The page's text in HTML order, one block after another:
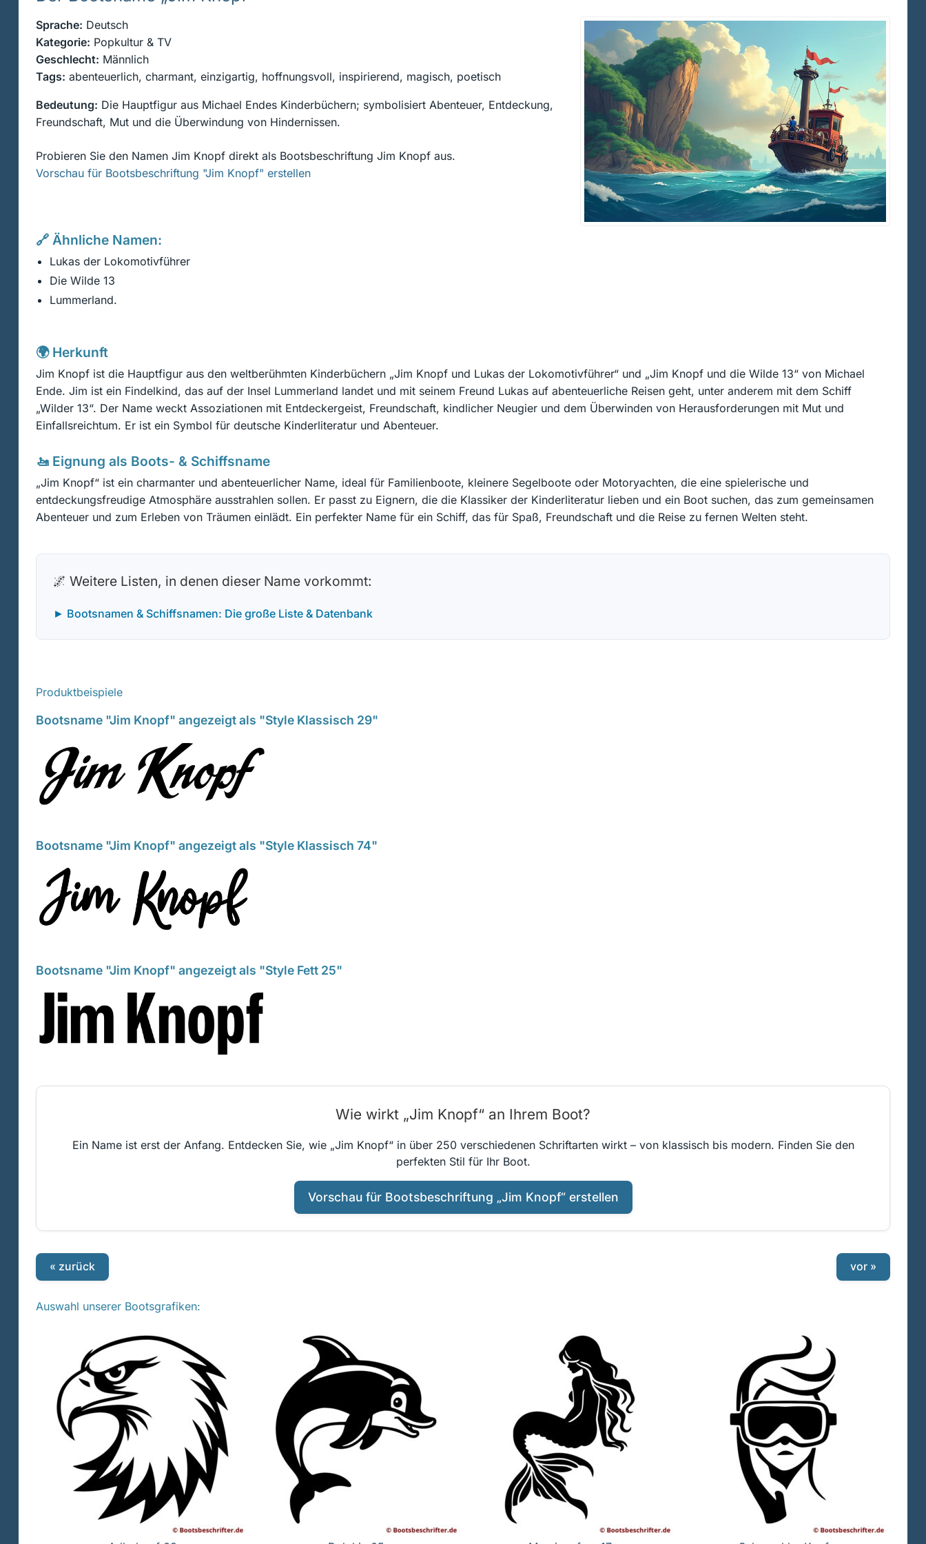
Sprache: Deutsch
Kategorie: Popkultur & TV
Geschlecht: Männlich
Tags: abenteuerlich, charmant, einzigartig, hoffnungsvoll, inspirierend, magisch, poetisch
Bedeutung: Die Hauptfigur aus Michael Endes Kinderbüchern; symbolisiert Abenteuer, Entdeckung,
Freundschaft, Mut und die Überwindung von Hindernissen.
Probieren Sie den Namen Jim Knopf direkt als Bootsbeschriftung Jim Knopf aus.
Vorschau für Bootsbeschriftung "Jim Knopf" erstellen
🔗 Ähnliche Namen:
Lukas der Lokomotivführer
Die Wilde 13
Lummerland.
🌍 Herkunft
Jim Knopf ist die Hauptfigur aus den weltberühmten Kinderbüchern „Jim Knopf und Lukas der Lokomotivführer“ und „Jim Knopf und die Wilde 13“ von Michael
Ende. Jim ist ein Findelkind, das auf der Insel Lummerland landet und mit seinem Freund Lukas auf abenteuerliche Reisen geht, unter anderem mit dem Schiff
„Wilder 13“. Der Name weckt Assoziationen mit Entdeckergeist, Freundschaft, kindlicher Neugier und dem Überwinden von Herausforderungen mit Mut und
Einfallsreichtum. Er ist ein Symbol für deutsche Kinderliteratur und Abenteuer.
🚤 Eignung als Boots- & Schiffsname
„Jim Knopf“ ist ein charmanter und abenteuerlicher Name, ideal für Familienboote, kleinere Segelboote oder Motoryachten, die eine spielerische und
entdeckungsfreudige Atmosphäre ausstrahlen sollen. Er passt zu Eignern, die die Klassiker der Kinderliteratur lieben und ein Boot suchen, das zum gemeinsamen
Abenteuer und zum Erleben von Träumen einlädt. Ein perfekter Name für ein Schiff, das für Spaß, Freundschaft und die Reise zu fernen Welten steht.
🌌 Weitere Listen, in denen dieser Name vorkommt:
► Bootsnamen & Schiffsnamen: Die große Liste & Datenbank
Produktbeispiele
Bootsname "Jim Knopf" angezeigt als "Style Klassisch 29"
Bootsname "Jim Knopf" angezeigt als "Style Klassisch 74"
Bootsname "Jim Knopf" angezeigt als "Style Fett 25"
Wie wirkt „Jim Knopf“ an Ihrem Boot?
Ein Name ist erst der Anfang. Entdecken Sie, wie „Jim Knopf“ in über 250 verschiedenen Schriftarten wirkt – von klassisch bis modern. Finden Sie den
perfekten Stil für Ihr Boot.
Vorschau für Bootsbeschriftung „Jim Knopf“ erstellen
« zurück vor »
Auswahl unserer Bootsgrafiken: